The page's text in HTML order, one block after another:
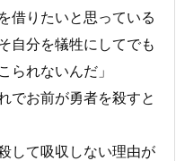
借りたいと思っている
自分を犠牲にしてでも
られないんだ」
でお前が勇者を殺すと
して吸収しない理由が